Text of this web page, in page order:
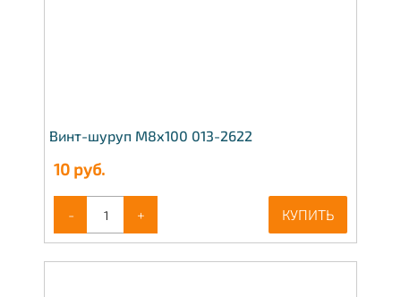
Винт-шуруп М8х100 013-2622
10 руб.
- + КУПИТЬ